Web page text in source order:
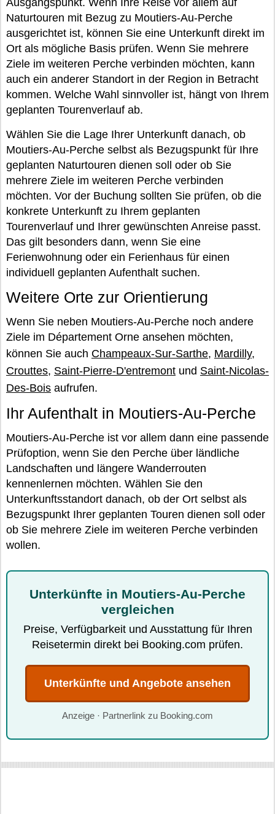
Ausgangspunkt. Wenn Ihre Reise vor allem auf
Naturtouren mit Bezug zu Moutiers-Au-Perche
ausgerichtet ist, können Sie eine Unterkunft direkt im
Ort als mögliche Basis prüfen. Wenn Sie mehrere
Ziele im weiteren Perche verbinden möchten, kann
auch ein anderer Standort in der Region in Betracht
kommen. Welche Wahl sinnvoller ist, hängt von Ihrem
geplanten Tourenverlauf ab.
Wählen Sie die Lage Ihrer Unterkunft danach, ob
Moutiers-Au-Perche selbst als Bezugspunkt für Ihre
geplanten Naturtouren dienen soll oder ob Sie
mehrere Ziele im weiteren Perche verbinden
möchten. Vor der Buchung sollten Sie prüfen, ob die
konkrete Unterkunft zu Ihrem geplanten
Tourenverlauf und Ihrer gewünschten Anreise passt.
Das gilt besonders dann, wenn Sie eine
Ferienwohnung oder ein Ferienhaus für einen
individuell geplanten Aufenthalt suchen.
Weitere Orte zur Orientierung
Wenn Sie neben Moutiers-Au-Perche noch andere
Ziele im Département Orne ansehen möchten,
können Sie auch Champeaux-Sur-Sarthe, Mardilly,
Crouttes, Saint-Pierre-D'entremont und Saint-Nicolas-
Des-Bois aufrufen.
Ihr Aufenthalt in Moutiers-Au-Perche
Moutiers-Au-Perche ist vor allem dann eine passende
Prüfoption, wenn Sie den Perche über ländliche
Landschaften und längere Wanderrouten
kennenlernen möchten. Wählen Sie den
Unterkunftsstandort danach, ob der Ort selbst als
Bezugspunkt Ihrer geplanten Touren dienen soll oder
ob Sie mehrere Ziele im weiteren Perche verbinden
wollen.
Unterkünfte in Moutiers-Au-Perche
vergleichen
Preise, Verfügbarkeit und Ausstattung für Ihren
Reisetermin direkt bei Booking.com prüfen.
Unterkünfte und Angebote ansehen
Anzeige · Partnerlink zu Booking.com